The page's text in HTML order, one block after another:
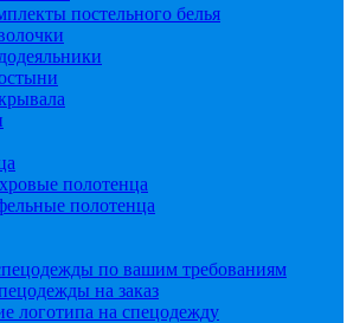
постельного белья
полотенца
полотенца
по вашим требованиям
на заказ
логотипа на спецодежду